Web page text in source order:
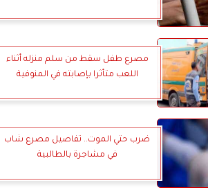
مصرع طفل سقط من سلم منزله أثناء
اللعب متأثرا بإصابته في المنوفية
ضرب حتي الموت.. تفاصيل مصرع شاب
في مشاجرة بالطالبية